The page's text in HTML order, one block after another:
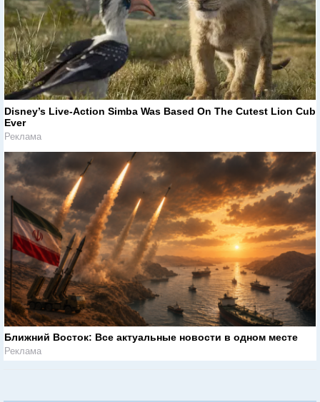
Disney’s Live-Action Simba Was Based On The Cutest Lion Cub
Ever
Реклама
Ближний Восток: Все актуальные новости в одном месте
Реклама